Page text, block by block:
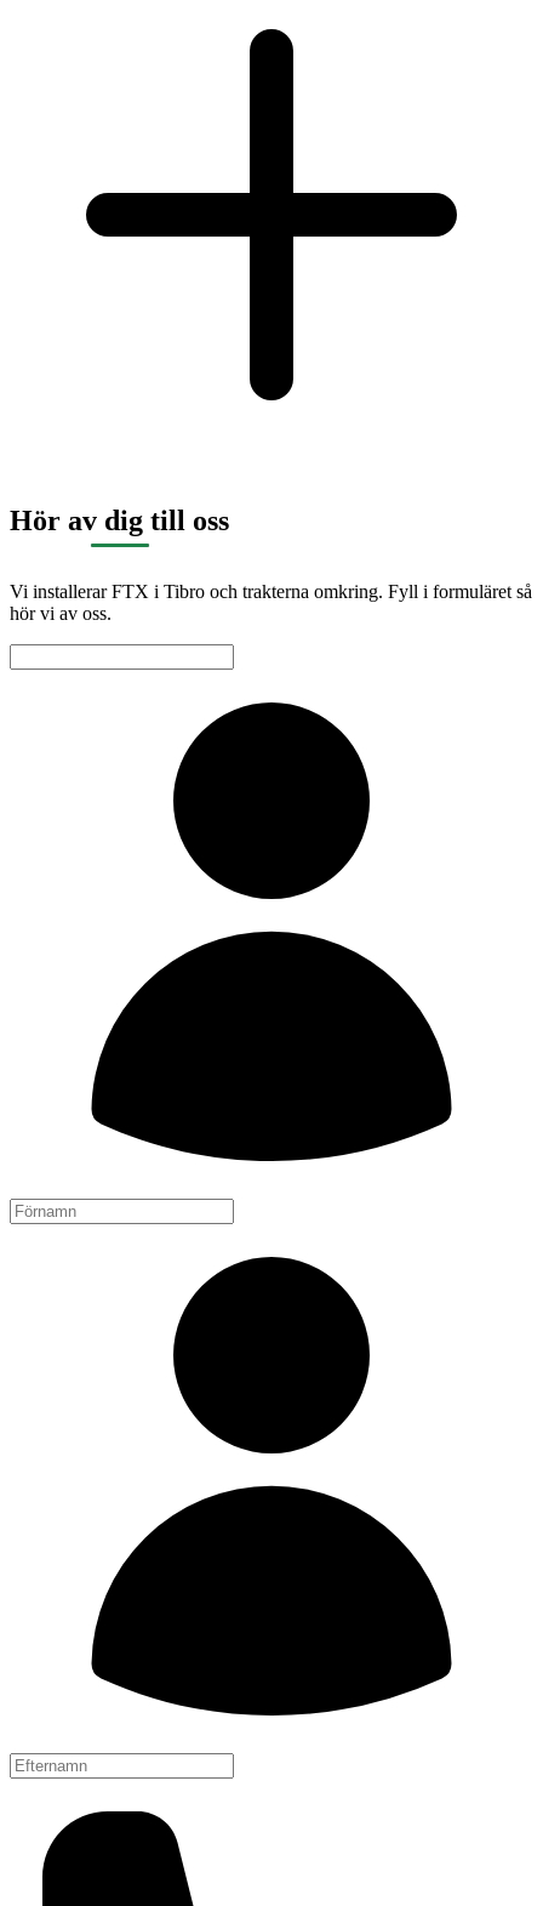
Hör av dig till oss
Vi installerar FTX i Tibro och trakterna omkring. Fyll i formuläret så
hör vi av oss.